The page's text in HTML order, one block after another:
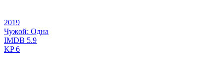
2019
Чужой: Одна
IMDB 5.9
KP6